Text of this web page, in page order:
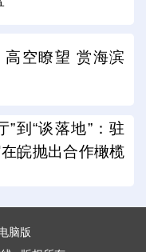
高空瞭望 赏海滨
”到“谈落地”：驻
皖抛出合作橄榄
脑版